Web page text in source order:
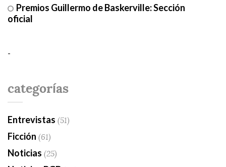
Premios Guillermo de Baskerville: Sección
oficial
-
categorías
Entrevistas (51)
Ficción (61)
Noticias (25)